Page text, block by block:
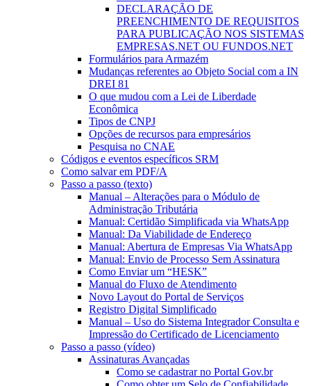
DECLARAÇÃO DE
PREENCHIMENTO DE REQUISITOS
PARA PUBLICAÇÃO NOS SISTEMAS
EMPRESAS.NET OU FUNDOS.NET
Formulários para Armazém
Mudanças referentes ao Objeto Social com a IN
DREI 81
O que mudou com a Lei de Liberdade
Econômica
Tipos de CNPJ
Opções de recursos para empresários
Pesquisa no CNAE
Códigos e eventos específicos SRM
Como salvar em PDF/A
Passo a passo (texto)
Manual – Alterações para o Módulo de
Administração Tributária
Manual: Certidão Simplificada via WhatsApp
Manual: Da Viabilidade de Endereço
Manual: Abertura de Empresas Via WhatsApp
Manual: Envio de Processo Sem Assinatura
Como Enviar um “HESK”
Manual do Fluxo de Atendimento
Novo Layout do Portal de Serviços
Registro Digital Simplificado
Manual – Uso do Sistema Integrador Consulta e
Impressão do Certificado de Licenciamento
Passo a passo (vídeo)
Assinaturas Avançadas
Como se cadastrar no Portal Gov.br